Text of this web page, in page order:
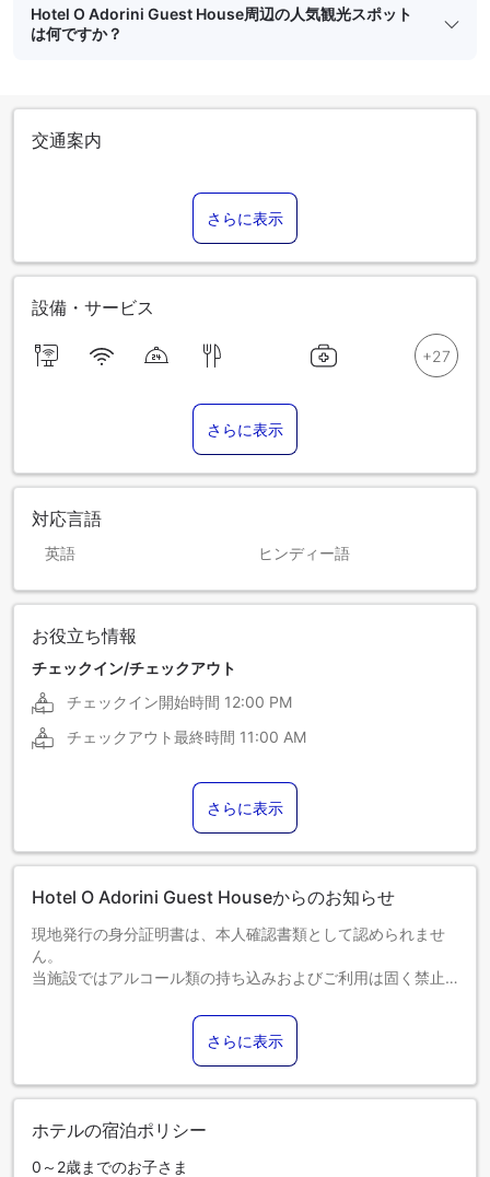
Hotel O Adorini Guest House周辺の人気観光スポット
は何ですか？
交通案内
さらに表示
設備・サービス
さらに表示
対応言語
英語 ヒンディー語
お役立ち情報
チェックイン/チェックアウト
チェックイン開始時間 12:00 PM
チェックアウト最終時間 11:00 AM
さらに表示
Hotel O Adorini Guest Houseからのお知らせ
現地発行の身分証明書は、本人確認書類として認められませ
ん。
当施設ではアルコール類の持ち込みおよびご利用は固く禁止
【税金】政府方針による租税体系の改定により課税額が変更
されます。この変更はすべてのご予約に適用され、チェック
アウト時に差額を追加でお支払いいただくことになりますの
で、あらかじめご了承ください。
さらに表示
ホテルの宿泊ポリシー
0～2歳までのお子さま